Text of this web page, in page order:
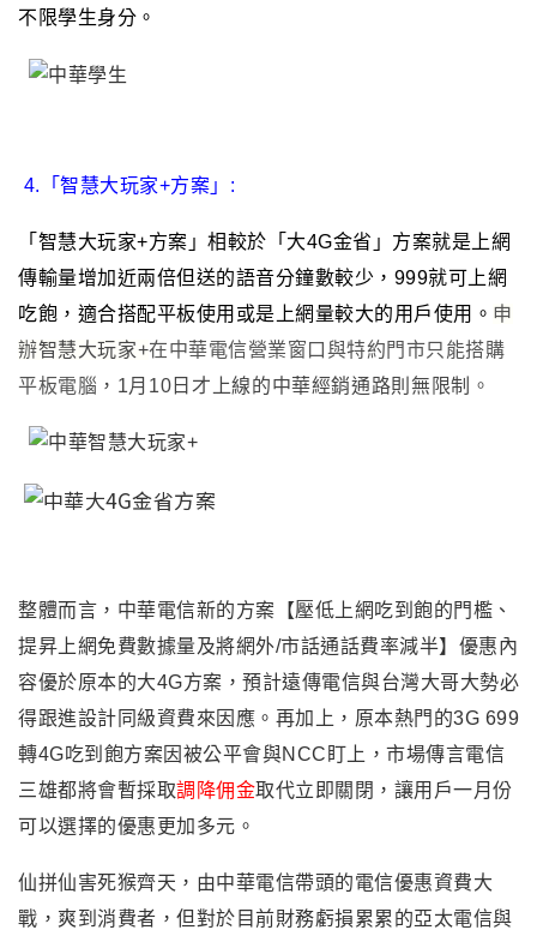
不限學生身分 。
4. 「智慧大玩家+方案 」:
「智慧大玩家+方案」相較於「大4G金省」方案就是上網
傳輸量增加近兩倍但送的語音分鐘數較少，999就可上網
吃飽，適合搭配平板使用或是上網量較大的用戶使用。 申
辦智慧大玩家+在中華電信營業窗口與特約門市只能搭購
平板電腦 ，1月10日才上線的中華經銷通路則無限制 。
整體而言，中華電信新的方案【壓低上網吃到飽的門檻、
提昇上網免費數據量及將網外/市話通話費率減半】優惠內
容優於原本的大4G方案，預計遠傳電信與台灣大哥大勢必
得跟進設計同級資費來因應。再加上，原本熱門的3G 699
轉4G吃到飽方案因被公平會與NCC盯上，市場傳言電信
三雄都將會暫採取調降佣金取代立即關閉 ， 讓用戶一月份
可以選擇的優惠更加多元。
仙拼仙害死猴齊天，由中華電信帶頭的電信優惠資費大
戰，爽到消費者，但對於目前財務虧損累累的亞太電信與